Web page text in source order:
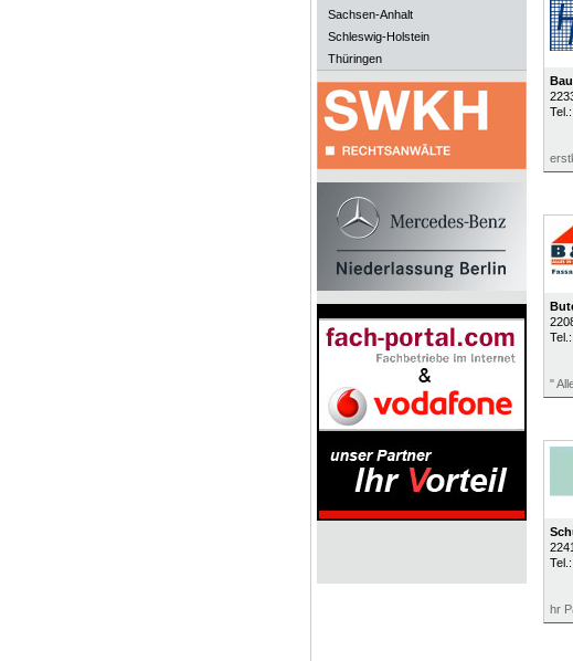
Sachsen-Anhalt
Schleswig-Holstein
Thüringen
Tel.:
Tel.:
"
Tel.:
hr